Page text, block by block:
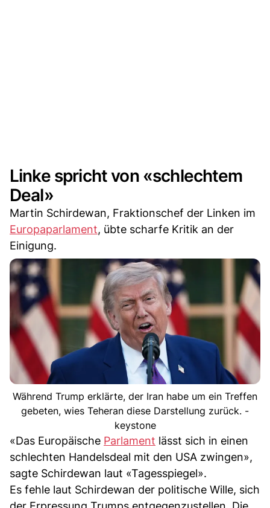
Linke spricht von «schlechtem
Deal»
Martin Schirdewan, Fraktionschef der Linken im
Europaparlament, übte scharfe Kritik an der
Einigung.
Während Trump erklärte, der Iran habe um ein Treffen
gebeten, wies Teheran diese Darstellung zurück. -
keystone
«Das Europäische Parlament lässt sich in einen
schlechten Handelsdeal mit den USA zwingen»,
sagte Schirdewan laut «Tagesspiegel».
Es fehle laut Schirdewan der politische Wille, sich